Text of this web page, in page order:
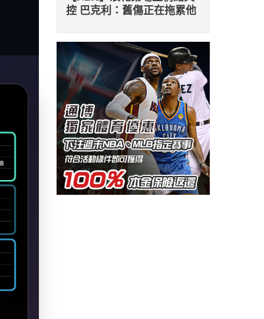
控 巴克利：舊傷正在拖累他